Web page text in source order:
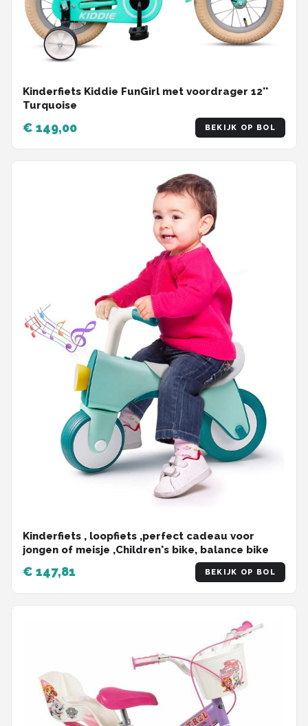
Kinderfiets Kiddie FunGirl met voordrager 12''
Turquoise
€ 149,00 BEKIJK OP BOL
Kinderfiets , loopfiets ,perfect cadeau voor
jongen of meisje ,Children's bike, balance bike
€ 147,81 BEKIJK OP BOL